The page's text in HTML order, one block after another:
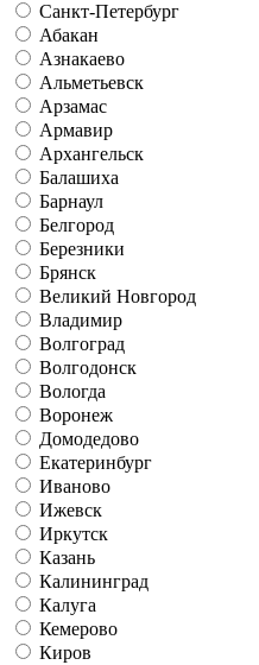
Санкт-Петербург
Абакан
Азнакаево
Альметьевск
Арзамас
Армавир
Архангельск
Балашиха
Барнаул
Белгород
Березники
Брянск
Великий Новгород
Владимир
Волгоград
Волгодонск
Вологда
Воронеж
Домодедово
Екатеринбург
Иваново
Ижевск
Иркутск
Казань
Калининград
Калуга
Кемерово
Киров